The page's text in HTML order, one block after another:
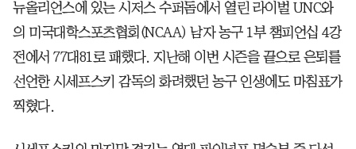
뉴올리언스에 있는 시저스 수퍼돔에서 열린 라이벌 UNC와
의 미국대학스포츠협회(NCAA) 남자 농구 1부 챔피언십 4강
전에서 77대81로 패했다. 지난해 이번 시즌을 끝으로 은퇴를
선언한 시세프스키 감독의 화려했던 농구 인생에도 마침표가
찍혔다.